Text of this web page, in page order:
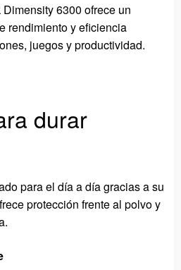
6300 ofrece un
rendimiento y eficiencia
juegos y productividad.
durar
para el día a día gracias a su
protección frente al polvo y